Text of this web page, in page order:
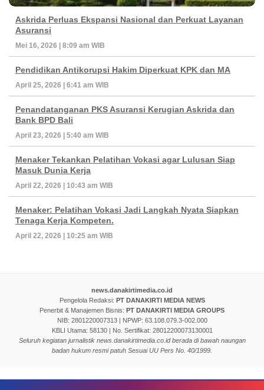
Askrida Perluas Ekspansi Nasional dan Perkuat Layanan
Asuransi
Mei 16, 2026 | 8:09 am WIB
Pendidikan Antikorupsi Hakim Diperkuat KPK dan MA
April 25, 2026 | 6:41 am WIB
Penandatanganan PKS Asuransi Kerugian Askrida dan
Bank BPD Bali
April 23, 2026 | 5:40 am WIB
Menaker Tekankan Pelatihan Vokasi agar Lulusan Siap
Masuk Dunia Kerja
April 22, 2026 | 10:43 am WIB
Menaker: Pelatihan Vokasi Jadi Langkah Nyata Siapkan
Tenaga Kerja Kompeten.
April 22, 2026 | 10:25 am WIB
news.danakirtimedia.co.id
Pengelola Redaksi: PT DANAKIRTI MEDIA NEWS
Penerbit & Manajemen Bisnis: PT DANAKIRTI MEDIA GROUPS
NIB: 2801220007313 | NPWP: 63.108.079.3-002.000
KBLI Utama: 58130 | No. Sertifikat: 28012200073130001
Seluruh kegiatan jurnalistik news.danakirtimedia.co.id berada di bawah naungan
badan hukum resmi patuh Sesuai UU Pers No. 40/1999.